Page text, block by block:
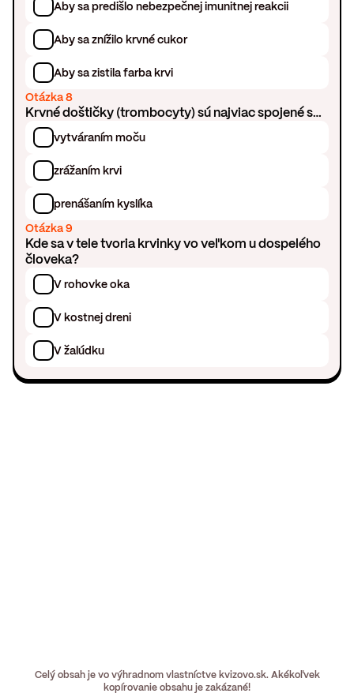
Aby sa predišlo nebezpečnej imunitnej reakcii
Aby sa znížilo krvné cukor
Aby sa zistila farba krvi
Otázka 8
Krvné doštičky (trombocyty) sú najviac spojené s…
vytváraním moču
zrážaním krvi
prenášaním kyslíka
Otázka 9
Kde sa v tele tvoria krvinky vo veľkom u dospelého
človeka?
V rohovke oka
V kostnej dreni
V žalúdku
Celý obsah je vo výhradnom vlastníctve kvizovo.sk. Akékoľvek
kopírovanie obsahu je zakázané!